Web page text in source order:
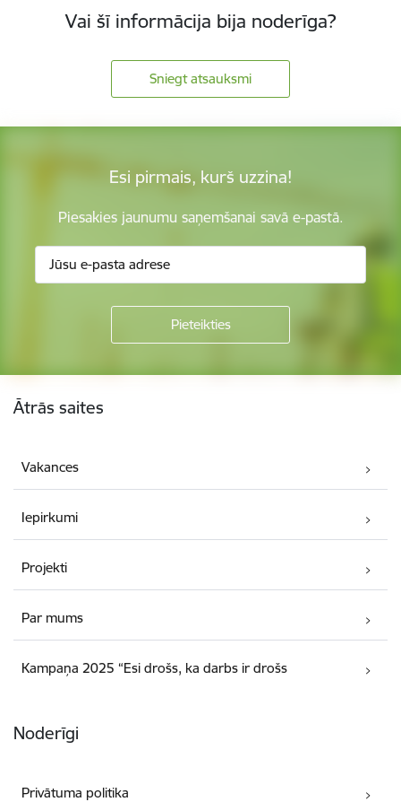
Vai šī informācija bija noderīga?
Sniegt atsauksmi
Esi pirmais, kurš uzzina!
Piesakies jaunumu saņemšanai savā e-pastā.
Kājene
Ātrās saites
Vakances
Iepirkumi
Projekti
Par mums
Kampaņa 2025 “Esi drošs, ka darbs ir drošs
Noderīgi
Privātuma politika